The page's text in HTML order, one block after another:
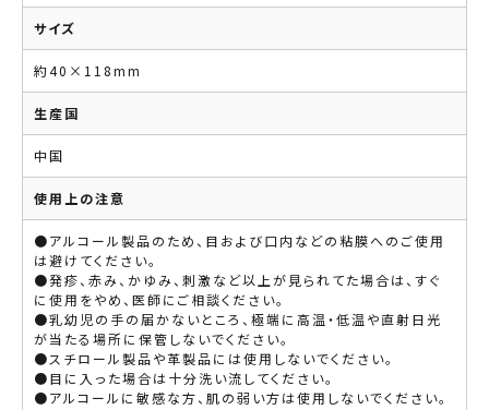
サイズ
約40×118mm
生産国
中国
使用上の注意
●アルコール製品のため、目および口内などの粘膜へのご使用
は避けてください。
●発疹、赤み、かゆみ、刺激など以上が見られてた場合は、すぐ
に使用をやめ、医師にご相談ください。
●乳幼児の手の届かないところ、極端に高温・低温や直射日光
が当たる場所に保管しないでください。
●スチロール製品や革製品には使用しないでください。
●目に入った場合は十分洗い流してください。
●アルコールに敏感な方、肌の弱い方は使用しないでください。